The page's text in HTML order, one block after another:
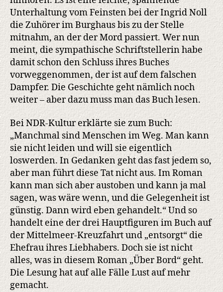
Unterhaltung vom Feinsten bei der Ingrid Noll
die Zuhörer im Burghaus bis zu der Stelle
mitnahm, an der der Mord passiert. Wer nun
meint, die sympathische Schriftstellerin habe
damit schon den Schluss ihres Buches
vorweggenommen, der ist auf dem falschen
Dampfer. Die Geschichte geht nämlich noch
weiter – aber dazu muss man das Buch lesen.
Bei NDR-Kultur erklärte sie zum Buch:
„Manchmal sind Menschen im Weg. Man kann
sie nicht leiden und will sie eigentlich
loswerden. In Gedanken geht das fast jedem so,
aber man führt diese Tat nicht aus. Im Roman
kann man sich aber austoben und kann ja mal
sagen, was wäre wenn, und die Gelegenheit ist
günstig. Dann wird eben gehandelt.“ Und so
handelt eine der drei Hauptfiguren im Buch auf
der Mittelmeer-Kreuzfahrt und „entsorgt“ die
Ehefrau ihres Liebhabers. Doch sie ist nicht
alles, was in diesem Roman „Über Bord“ geht.
Die Lesung hat auf alle Fälle Lust auf mehr
gemacht.